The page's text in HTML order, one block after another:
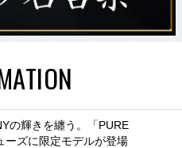
の輝きを纏う。「PURE
ーズに限定モデルが登場